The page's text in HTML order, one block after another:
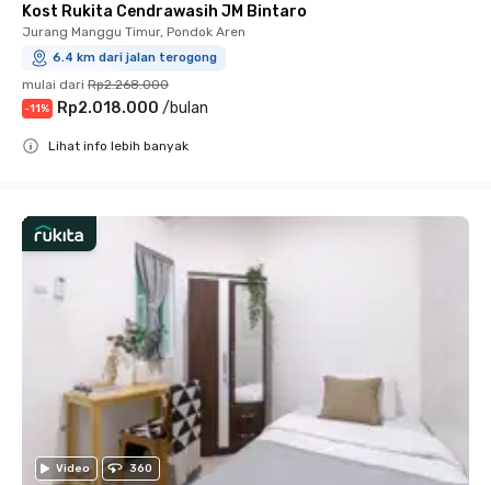
Kost Rukita Cendrawasih JM Bintaro
Jurang Manggu Timur, Pondok Aren
6.4 km dari jalan terogong
mulai dari Rp2.268.000
-11% Rp2.018.000 /bulan
Lihat info lebih banyak
Video 360